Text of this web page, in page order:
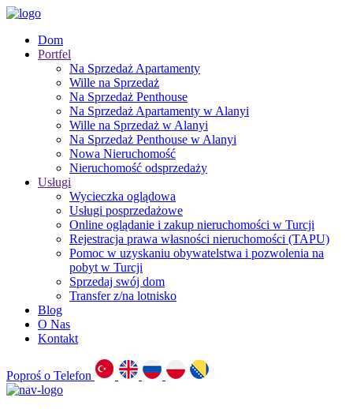
Dom
Portfel
Na Sprzedaż Apartamenty
Wille na Sprzedaż
Na Sprzedaż Penthouse
Na Sprzedaż Apartamenty w Alanyi
Wille na Sprzedaż w Alanyi
Na Sprzedaż Penthouse w Alanyi
Nowa Nieruchomość
Nieruchomość odsprzedaży
Usługi
Wycieczka oglądowa
Usługi posprzedażowe
Online oglądanie i zakup nieruchomości w Turcji
Rejestracja prawa własności nieruchomości (TAPU)
Pomoc w uzyskaniu obywatelstwa i pozwolenia na
pobyt w Turcji
Sprzedaj swój dom
Transfer z/na lotnisko
Blog
O Nas
Kontakt
Poproś o Telefon